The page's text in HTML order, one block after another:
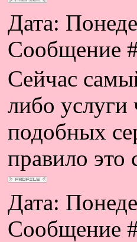
Дата:
Сообщение
Сейчас
либо услуги
подобных
правило это
Дата:
Сообщение